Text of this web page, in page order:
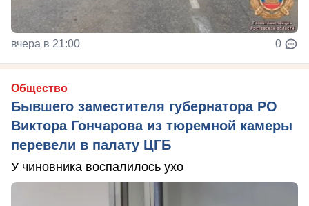
вчера в 21:00 0
Общество
Бывшего заместителя губернатора РО
Виктора Гончарова из тюремной камеры
перевели в палату ЦГБ
У чиновника воспалилось ухо